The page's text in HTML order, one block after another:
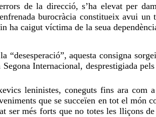
de la direcció, s’ha elevat per
burocràcia constitueix avui
caigut víctima de la seua
aquesta consigna
Internacional, desprestigiada
leninistes, coneguts fins ara com
que se succeïen en tot el món
ser més forts que no totes les lliçons